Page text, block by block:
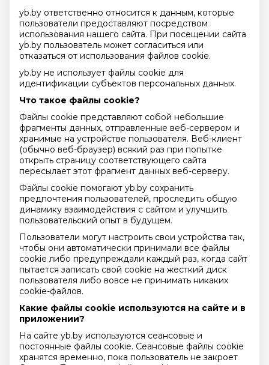
yb.by ответственно относится к данным, которые
пользователи предоставляют посредством
использования нашего сайта. При посещении сайта
yb.by пользователь может согласиться или
отказаться от использования файлов cookie.
yb.by не использует файлы cookie для
идентификации субъектов персональных данных.
Что такое файлы cookie?
Файлы cookie представляют собой небольшие
фрагменты данных, отправленные веб-сервером и
хранимые на устройстве пользователя. Веб-клиент
(обычно веб-браузер) всякий раз при попытке
открыть страницу соответствующего сайта
пересылает этот фрагмент данных веб-серверу.
Файлы cookie помогают yb.by сохранить
предпочтения пользователей, проследить общую
динамику взаимодействия с сайтом и улучшить
пользовательский опыт в будущем.
Пользователи могут настроить свои устройства так,
чтобы они автоматически принимали все файлы
cookie либо предупреждали каждый раз, когда сайт
пытается записать свой cookie на жесткий диск
пользователя либо вовсе не принимать никаких
cookie-файлов.
Какие файлы cookie используются на сайте и в
приложении?
На сайте yb.by используются сеансовые и
постоянные файлы cookie. Сеансовые файлы cookie
хранятся временно, пока пользователь не закроет